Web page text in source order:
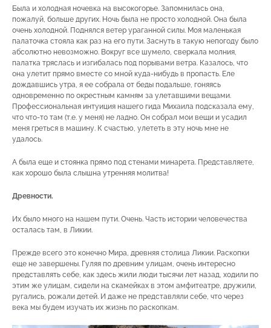
Была и холодная ночевка на высокогорье. Запомнилась она,
пожалуй, больше других. Ночь была не просто холодной. Она была
очень холодной. Поднялся ветер ураганной силы. Моя маленькая
палаточка стояла как раз на его пути. Заснуть в такую непогоду было
абсолютно невозможно. Вокруг все шумело, сверкала молния,
палатка тряслась и изгибалась под порывами ветра. Казалось, что
она улетит прямо вместе со мной куда-нибудь в пропасть. Еле
дождавшись утра, я ее собрала от беды подальше, гоняясь
одновременно по окрестным камням за улетавшими вещами.
Профессиональная интуиция нашего гида Михаила подсказала ему,
что что-то там (т.е. у меня) не ладно. Он собрал мои вещи и усадил
меня греться в машину. К счастью, улететь в эту ночь мне не
удалось.
А была еще и стоянка прямо под стенами минарета. Представляете,
как хорошо была слышна утренняя молитва!
Древности.
Их было много на нашем пути. Очень. Часть истории человечества
осталась там, в Ликии.
Прежде всего это конечно Мира, древняя столица Ликии. Раскопки
еще не завершены. Гуляя по древним улицам, очень интересно
представлять себе, как здесь жили люди тысячи лет назад, ходили по
этим же улицам, сидели на скамейках в этом амфитеатре, дружили,
ругались, рожали детей. И даже не представляли себе, что через
века мы будем изучать их жизнь по раскопкам.